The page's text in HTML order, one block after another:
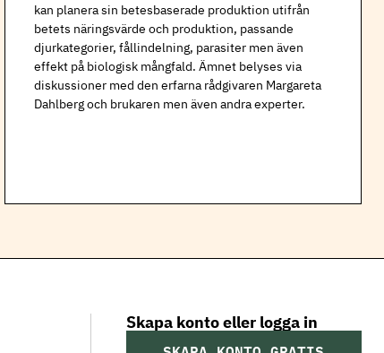
kan planera sin betesbaserade produktion utifrån
betets näringsvärde och produktion, passande
djurkategorier, fållindelning, parasiter men även
effekt på biologisk mångfald. Ämnet belyses via
diskussioner med den erfarna rådgivaren Margareta
Dahlberg och brukaren men även andra experter.
Skapa konto eller logga in